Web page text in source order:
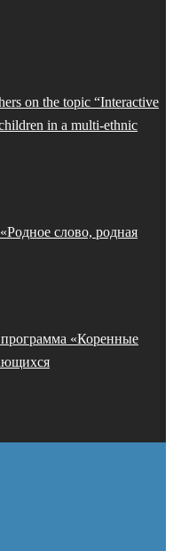
on the topic “Interactive
in a multi-ethnic
слово, родная
«Коренные